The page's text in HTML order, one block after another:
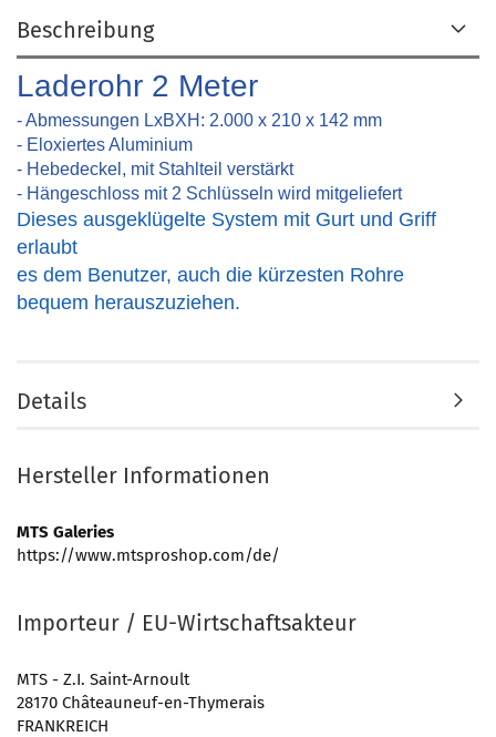
Beschreibung
Laderohr 2 Meter
- Abmessungen LxBXH: 2.000 x 210 x 142 mm
- Eloxiertes Aluminium
- Hebedeckel, mit Stahlteil verstärkt
- Hängeschloss mit 2 Schlüsseln wird mitgeliefert
Dieses ausgeklügelte System mit Gurt und Griff
erlaubt
es dem Benutzer, auch die kürzesten Rohre
bequem herauszuziehen.
Details
Hersteller Informationen
MTS Galeries
https://www.mtsproshop.com/de/
Importeur / EU-Wirtschaftsakteur
MTS - Z.I. Saint-Arnoult
28170 Châteauneuf-en-Thymerais
FRANKREICH